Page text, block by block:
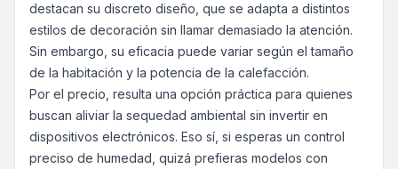
destacan su discreto diseño, que se adapta a distintos
estilos de decoración sin llamar demasiado la atención.
Sin embargo, su eficacia puede variar según el tamaño
de la habitación y la potencia de la calefacción.
Por el precio, resulta una opción práctica para quienes
buscan aliviar la sequedad ambiental sin invertir en
dispositivos electrónicos. Eso sí, si esperas un control
preciso de humedad, quizá prefieras modelos con